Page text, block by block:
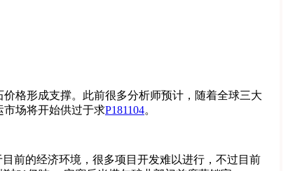
格形成支撑。此前很多分析师预计，随着全球三大
市场将开始供过于求P181104。
前的经济环境，很多项目开发难以进行，不过目前